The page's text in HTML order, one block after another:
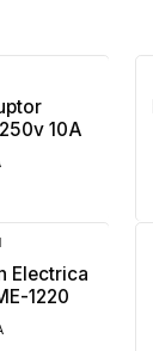
10A
Electrica
1220